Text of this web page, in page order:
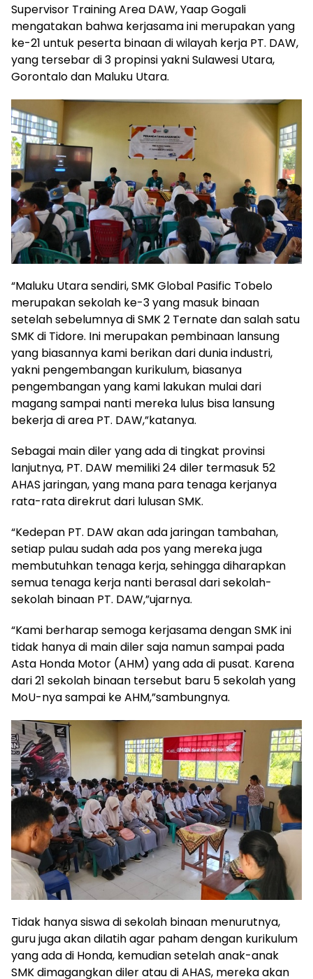
Supervisor Training Area DAW, Yaap Gogali
mengatakan bahwa kerjasama ini merupakan yang
ke-21 untuk peserta binaan di wilayah kerja PT. DAW,
yang tersebar di 3 propinsi yakni Sulawesi Utara,
Gorontalo dan Maluku Utara.
“Maluku Utara sendiri, SMK Global Pasific Tobelo
merupakan sekolah ke-3 yang masuk binaan
setelah sebelumnya di SMK 2 Ternate dan salah satu
SMK di Tidore. Ini merupakan pembinaan lansung
yang biasannya kami berikan dari dunia industri,
yakni pengembangan kurikulum, biasanya
pengembangan yang kami lakukan mulai dari
magang sampai nanti mereka lulus bisa lansung
bekerja di area PT. DAW,”katanya.
Sebagai main diler yang ada di tingkat provinsi
lanjutnya, PT. DAW memiliki 24 diler termasuk 52
AHAS jaringan, yang mana para tenaga kerjanya
rata-rata direkrut dari lulusan SMK.
“Kedepan PT. DAW akan ada jaringan tambahan,
setiap pulau sudah ada pos yang mereka juga
membutuhkan tenaga kerja, sehingga diharapkan
semua tenaga kerja nanti berasal dari sekolah-
sekolah binaan PT. DAW,”ujarnya.
“Kami berharap semoga kerjasama dengan SMK ini
tidak hanya di main diler saja namun sampai pada
Asta Honda Motor (AHM) yang ada di pusat. Karena
dari 21 sekolah binaan tersebut baru 5 sekolah yang
MoU-nya sampai ke AHM,”sambungnya.
Tidak hanya siswa di sekolah binaan menurutnya,
guru juga akan dilatih agar paham dengan kurikulum
yang ada di Honda, kemudian setelah anak-anak
SMK dimagangkan diler atau di AHAS, mereka akan